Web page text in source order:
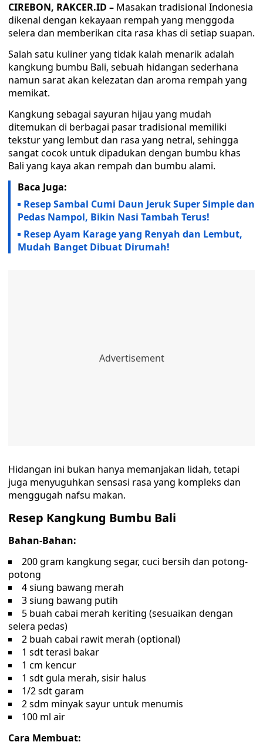
CIREBON, RAKCER.ID – Masakan tradisional Indonesia
dikenal dengan kekayaan rempah yang menggoda
selera dan memberikan cita rasa khas di setiap suapan.
Salah satu kuliner yang tidak kalah menarik adalah
kangkung bumbu Bali, sebuah hidangan sederhana
namun sarat akan kelezatan dan aroma rempah yang
memikat.
Kangkung sebagai sayuran hijau yang mudah
ditemukan di berbagai pasar tradisional memiliki
tekstur yang lembut dan rasa yang netral, sehingga
sangat cocok untuk dipadukan dengan bumbu khas
Bali yang kaya akan rempah dan bumbu alami.
Baca Juga:
Resep Sambal Cumi Daun Jeruk Super Simple dan
Pedas Nampol, Bikin Nasi Tambah Terus!
Resep Ayam Karage yang Renyah dan Lembut,
Mudah Banget Dibuat Dirumah!
Hidangan ini bukan hanya memanjakan lidah, tetapi
juga menyuguhkan sensasi rasa yang kompleks dan
menggugah nafsu makan.
Resep Kangkung Bumbu Bali
Bahan-Bahan:
200 gram kangkung segar, cuci bersih dan potong-
potong
4 siung bawang merah
3 siung bawang putih
5 buah cabai merah keriting (sesuaikan dengan
selera pedas)
2 buah cabai rawit merah (optional)
1 sdt terasi bakar
1 cm kencur
1 sdt gula merah, sisir halus
1/2 sdt garam
2 sdm minyak sayur untuk menumis
100 ml air
Cara Membuat: